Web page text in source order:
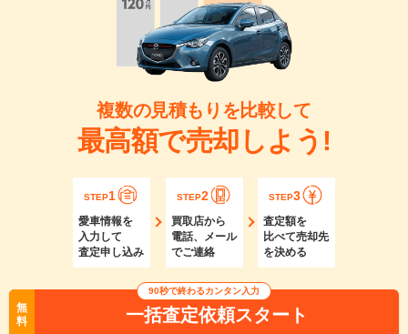
複数の見積もりを比較して
最高額で売却しよう!
STEP1
愛車情報を
入力して
査定申し込み
STEP2
買取店から
電話、メール
でご連絡
STEP3
査定額を
比べて売却先
を決める
無
料
90秒で終わるカンタン入力
一括査定依頼スタート